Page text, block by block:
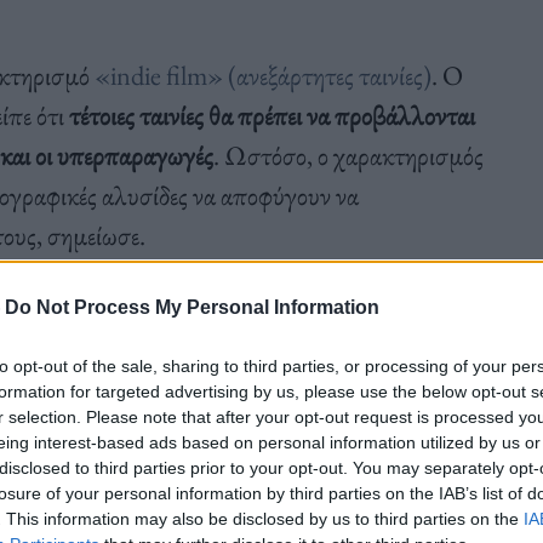
Do Not Process My Personal Information
opt-out of the sale, sharing to third parties, or processing of your
for targeted advertising by us, please use the below opt-out
selection. Please note that after your opt-out request is processed
interest-based ads based on personal information utilized by us
to third parties prior to your opt-out. You may separately
of your personal information by third parties on the IAB’s list of
This information may also be disclosed by us to third parties on the
«indie film» (ανεξάρτητες ταινίες). Ο
ότιτέτοιες ταινίες θα πρέπει να προβάλλονται
οι υπερπαραγωγές. Ωστόσο, ο χαρακτηρισμός
αλυσίδες να αποφύγουν να
σημείωσε.
μεγάλη οθόνη όχι μόνο υπερπαραγωγές και
κινηματογράφος. Δεν μου αρέσει αυτός ο
ταινίες για όλους, και θα ήθελα να δω μια
επέτρεπε στους ανθρώπους να θέλουν να
δεν είναι απαραίτητα υπερπαραγωγή».